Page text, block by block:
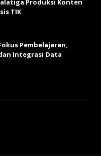
Produksi Konten
TIK
Pembelajaran,
Integrasi Data